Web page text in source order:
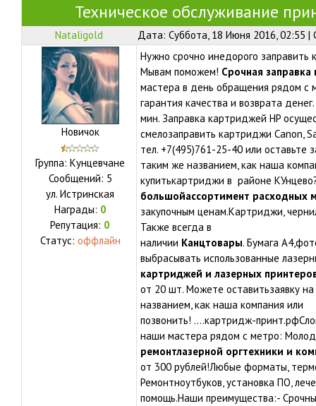
Техническое обслуживание
Nataligold Дата: Суббота, 18 Июня 2016, 02:55
Новичок
Группа: Кунцевчане
Сообщений: 5
ул. Истринская
Награды: 0
Репутация: 0
Статус: оффлайн
Нужно срочно инедорого
Мывам поможем! Срочная
мастера в день обращения рядом с
гарантия качества и возврата
мин. Заправка картриджей HP
смелозаправить картриджи Canon,
тел. +7(495)761-25-40 или оставьте
таким же названием, как наша
купитькартриджи в районе
большойассортимент расходных
закупочным ценам.Картриджи,
Также всегда в
наличии Канцтовары. Бумага
выбрасывать использованные
картриджей и лазерных
от 20 шт. Можете оставитьзаявку
названием, как наша компания или
позвонить! ….картридж-
наши мастера рядом с метро:
ремонтлазерной оргтехники и
от 300 рублей!Любые форматы,
Ремонтноутбуков, установка ПО,
помощь.Наши преимущества:-